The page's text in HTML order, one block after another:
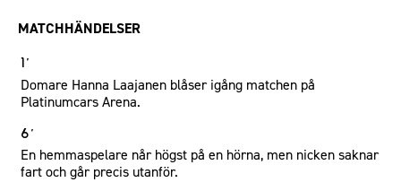
MATCHHÄNDELSER
1´
Domare Hanna Laajanen blåser igång matchen på
Platinumcars Arena.
6´
En hemmaspelare når högst på en hörna, men nicken saknar
fart och går precis utanför.